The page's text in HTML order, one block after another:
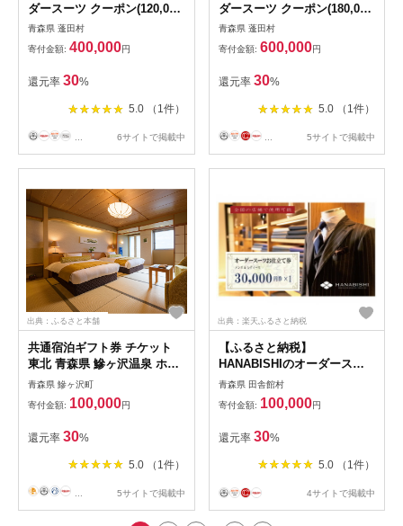
ダースーツ クーポン(120,000
円分)【1590470】
青森県 蓬田村
寄付金額: 400,000円
還元率 30%
5.0 （1件）
... 6サイトで掲載中
ダースーツ クーポン(180,000
円分)【1590468】
青森県 蓬田村
寄付金額: 600,000円
還元率 30%
5.0 （1件）
... 5サイトで掲載中
出典：ふるさと本舗
共通宿泊ギフト券 チケット
東北 青森県 鰺ヶ沢温泉 ホテ
ルグランメール山海荘 水軍の
宿 30000円分 施設利用券 宿
泊券 宿泊チケット 温泉 旅行
ホテル券 旅行券 クーポン ギ
フト 贈り物 プレ
青森県 鰺ヶ沢町
寄付金額: 100,000円
還元率 30%
5.0 （1件）
5サイトで掲載中
出典：楽天ふるさと納税
【ふるさと納税】
HANABISHIのオーダースー
ツお仕立券 全国18店舗で使用
可能 30,000円×1枚
【1637493】
青森県 田舎館村
寄付金額: 100,000円
還元率 30%
5.0 （1件）
4サイトで掲載中